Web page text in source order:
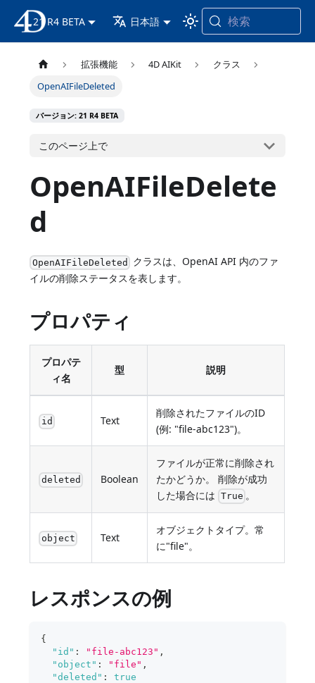
4D ドキュメンテーション
21 R4 BETA 日本語 検索
拡張機能 4D AIKit
クラス
OpenAIFileDeleted
バージョン: 21 R4 BETA
このページ上で
OpenAIFileDelete
d
OpenAIFileDeleted クラスは、OpenAI API 内のファ
イルの削除ステータスを表します。
プロパティ
プロパテ
ィ名
型 説明
id Text
削除されたファイルのID
(例: "file-abc123")。
deleted Boolean
ファイルが正常に削除され
たかどうか。 削除が成功
した場合には True 。
object Text
オブジェクトタイプ。常
に"file"。
レスポンスの例
{
"id" : "file-abc123" ,
"object" : "file" ,
"deleted" :
true